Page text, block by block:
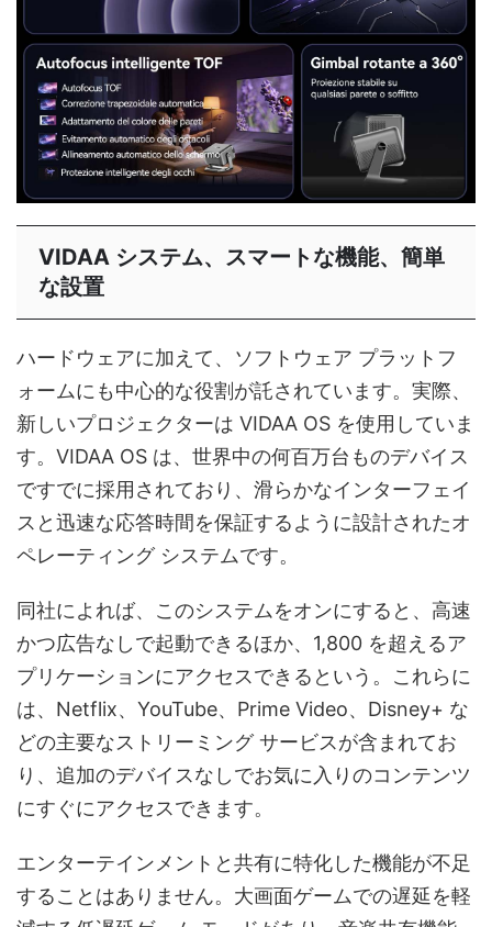
VIDAA システム、スマートな機能、簡単
な設置
ハードウェアに加えて、ソフトウェア プラットフ
ォームにも中心的な役割が託されています。実際、
新しいプロジェクターは VIDAA OS を使用していま
す。VIDAA OS は、世界中の何百万台ものデバイス
ですでに採用されており、滑らかなインターフェイ
スと迅速な応答時間を保証するように設計されたオ
ペレーティング システムです。
同社によれば、このシステムをオンにすると、高速
かつ広告なしで起動できるほか、1,800 を超えるア
プリケーションにアクセスできるという。これらに
は、Netflix、YouTube、Prime Video、Disney+ な
どの主要なストリーミング サービスが含まれてお
り、追加のデバイスなしでお気に入りのコンテンツ
にすぐにアクセスできます。
エンターテインメントと共有に特化した機能が不足
することはありません。大画面ゲームでの遅延を軽